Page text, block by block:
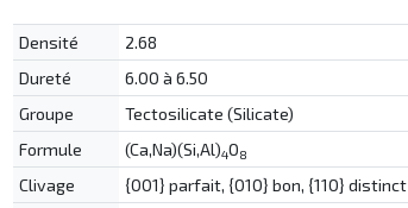
Densité
2.68
Dureté
6.00 à 6.50
Groupe
Tectosilicate (Silicate)
Formule
(Ca,Na)(Si,Al)4O8
Clivage
{001} parfait, {010} bon, {110} distinct